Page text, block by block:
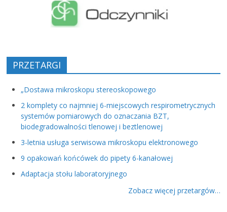
PRZETARGI
„Dostawa mikroskopu stereoskopowego
2 komplety co najmniej 6-miejscowych respirometrycznych
systemów pomiarowych do oznaczania BZT,
biodegradowalności tlenowej i beztlenowej
3-letnia usługa serwisowa mikroskopu elektronowego
9 opakowań końcówek do pipety 6-kanałowej
Adaptacja stołu laboratoryjnego
Zobacz więcej przetargów…